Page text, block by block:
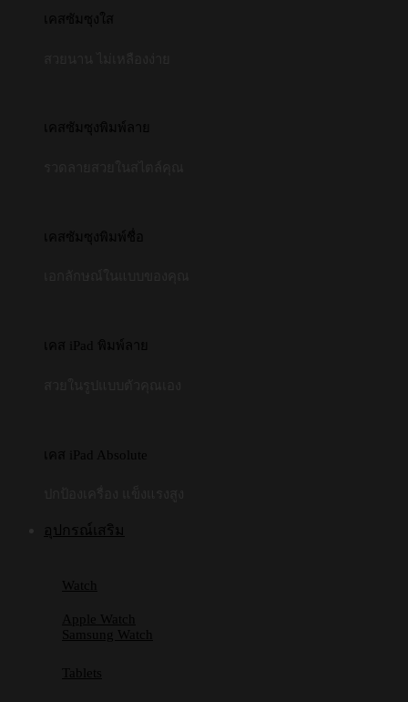
เคสซัมซุงใส
เคสซัมซุงพิมพ์ลาย
เคสซัมซุงพิมพ์ชื่อ
เคส iPad พิมพ์ลาย
เคส iPad Absolute
อุปกรณ์เสริม
Watch
Apple Watch
Samsung Watch
Tablets